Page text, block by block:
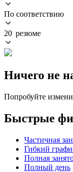
По соответствию
20 резюме
Ничего не
Попробуйте
Быстрые
Частичная
Гибкий
Полная
Полный день